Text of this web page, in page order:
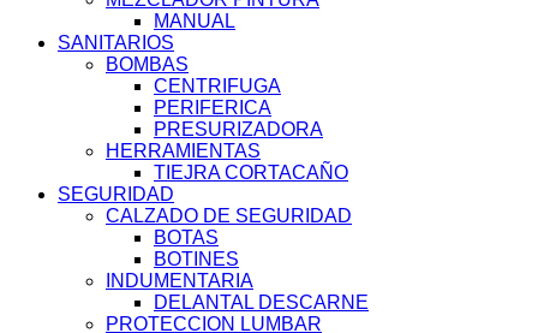
MANUAL
SANITARIOS
BOMBAS
CENTRIFUGA
PERIFERICA
PRESURIZADORA
HERRAMIENTAS
TIEJRA CORTACAÑO
SEGURIDAD
CALZADO DE SEGURIDAD
BOTAS
BOTINES
INDUMENTARIA
DELANTAL DESCARNE
PROTECCION LUMBAR